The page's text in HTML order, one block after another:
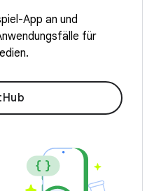
App an und
für